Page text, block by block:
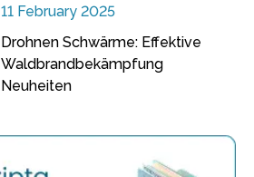
11 February 2025
Drohnen Schwärme: Effektive
Waldbrandbekämpfung
Neuheiten